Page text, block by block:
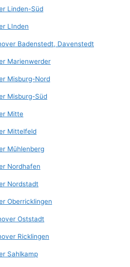
Linden-Süd
LInden
Badenstedt, Davenstedt
Marienwerder
Misburg-Nord
Misburg-Süd
Mitte
Mittelfeld
Mühlenberg
Nordhafen
Nordstadt
Oberricklingen
Oststadt
Ricklingen
Sahlkamp